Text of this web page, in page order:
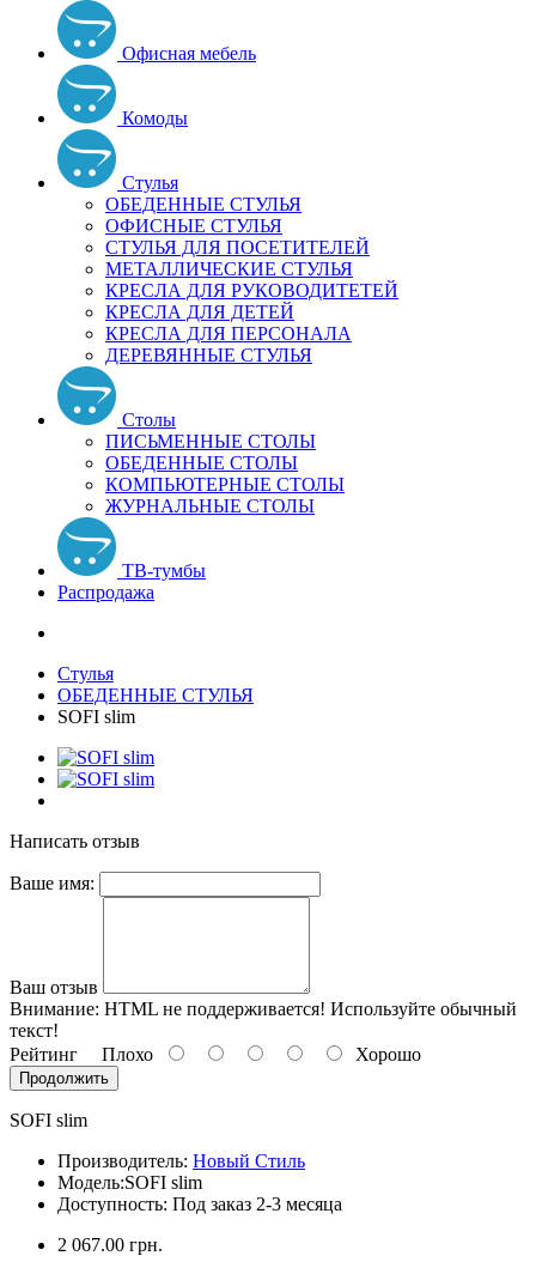
Офисная мебель
Комоды
Стулья
ОБЕДЕННЫЕ СТУЛЬЯ
ОФИСНЫЕ СТУЛЬЯ
СТУЛЬЯ ДЛЯ ПОСЕТИТЕЛЕЙ
МЕТАЛЛИЧЕСКИЕ СТУЛЬЯ
КРЕСЛА ДЛЯ РУКОВОДИТЕТЕЙ
КРЕСЛА ДЛЯ ДЕТЕЙ
КРЕСЛА ДЛЯ ПЕРСОНАЛА
ДЕРЕВЯННЫЕ СТУЛЬЯ
Столы
ПИСЬМЕННЫЕ СТОЛЫ
ОБЕДЕННЫЕ СТОЛЫ
КОМПЬЮТЕРНЫЕ СТОЛЫ
ЖУРНАЛЬНЫЕ СТОЛЫ
ТВ-тумбы
Распродажа
Стулья
ОБЕДЕННЫЕ СТУЛЬЯ
SOFI slim
Написать отзыв
Ваше имя:
Ваш отзыв
Внимание: HTML не поддерживается! Используйте обычный
текст!
Рейтинг Плохо Хорошо
Продолжить
SOFI slim
Производитель: Новый Стиль
Модель:SOFI slim
Доступность: Под заказ 2-3 месяца
2 067.00 грн.